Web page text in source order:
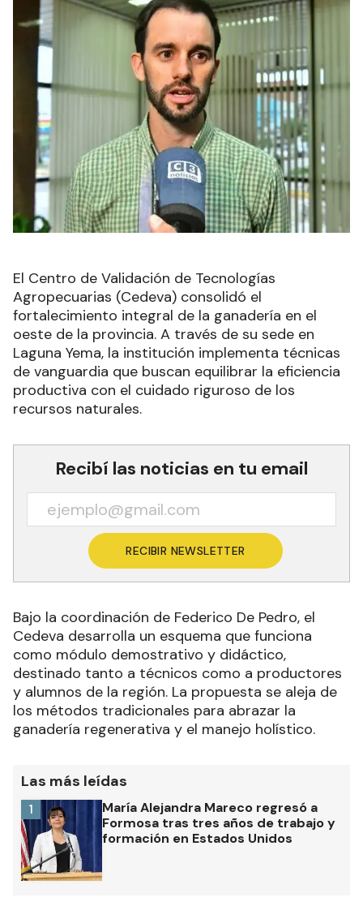
El Centro de Validación de Tecnologías
Agropecuarias (Cedeva) consolidó el
fortalecimiento integral de la ganadería en el
oeste de la provincia. A través de su sede en
Laguna Yema, la institución implementa técnicas
de vanguardia que buscan equilibrar la eficiencia
productiva con el cuidado riguroso de los
recursos naturales.
Recibí las noticias en tu email
RECIBIR NEWSLETTER
Bajo la coordinación de Federico De Pedro, el
Cedeva desarrolla un esquema que funciona
como módulo demostrativo y didáctico,
destinado tanto a técnicos como a productores
y alumnos de la región. La propuesta se aleja de
los métodos tradicionales para abrazar la
ganadería regenerativa y el manejo holístico.
Las más leídas
María Alejandra Mareco regresó a
Formosa tras tres años de trabajo y
formación en Estados Unidos
1